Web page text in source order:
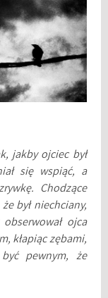
jakby ojciec był
się wspiąć, a
Chodzące
był niechciany,
ojca
kłapiąc zębami,
pewnym, że